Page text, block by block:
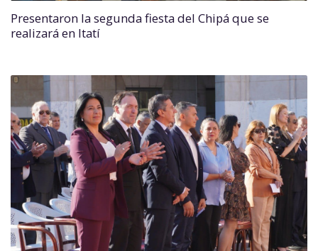
Presentaron la segunda fiesta del Chipá que se
realizará en Itatí